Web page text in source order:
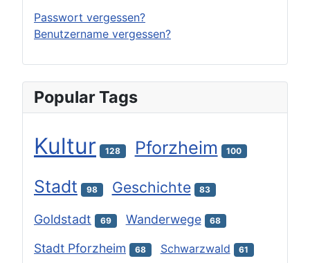
Passwort vergessen?
Benutzername vergessen?
Popular Tags
Kultur 128 Pforzheim 100
Stadt 98 Geschichte 83
Goldstadt 69 Wanderwege 68
Stadt Pforzheim 68 Schwarzwald 61